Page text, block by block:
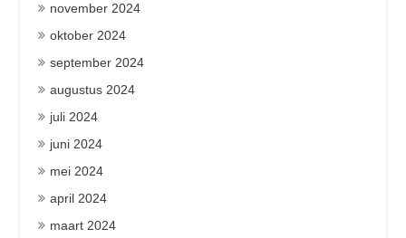
november 2024
oktober 2024
september 2024
augustus 2024
juli 2024
juni 2024
mei 2024
april 2024
maart 2024